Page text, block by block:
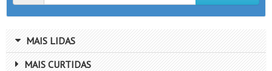
MAIS LIDAS
MAIS CURTIDAS